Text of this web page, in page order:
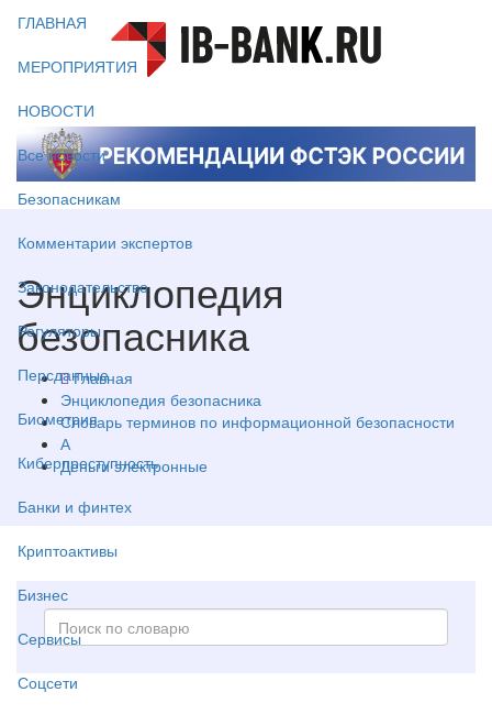
ГЛАВНАЯ
МЕРОПРИЯТИЯ
НОВОСТИ
Все новости
Безопасникам
Комментарии экспертов
Законодательство
Регуляторы
Персданные
Биометрия
Киберпреступность
Банки и финтех
Криптоактивы
Бизнес
Сервисы
Соцсети
Энциклопедия
безопасника
Главная
Энциклопедия безопасника
Словарь терминов по информационной безопасности
А
Деньги электронные